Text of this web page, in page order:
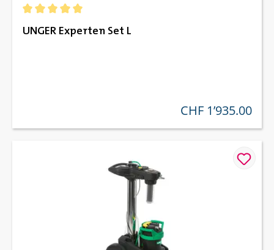
UNGER Experten Set L
regulärer preis:
CHF 1’935.00